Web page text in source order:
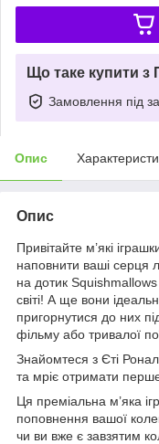
Що таке купити з
Замовлення під
Опис
Опис
Привітайте м’які
наповнити ваші серця
на дотик Squishmallows
світі! А ще вони
пригорнутися до них
фільму або тривалої
Знайомтеся з Єті
та мріє отримати
Ця преміальна м’яка
поповнення вашої
чи ви вже є завзятим